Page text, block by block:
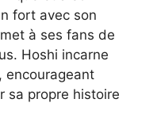
fort avec son
à ses fans de
Hoshi incarne
encourageant
sa propre histoire